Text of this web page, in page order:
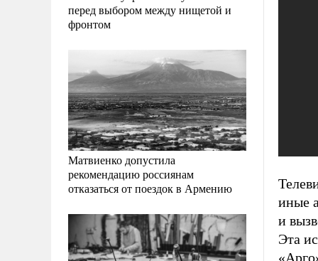
перед выбором между нищетой и
фронтом
Матвиенко допустила
рекомендацию россиянам
отказаться от поездок в Армению
иные
и
Эта